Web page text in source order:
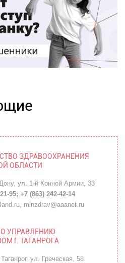
ЗДРАВООХРАНЕНИЯ
ОБЛАСТИ
Дону, ул. 1-й Конной Армии, 33
95; +7 (863) 242-42-14
, minzdrav@aaanet.ru
УПРАВЛЕНИЮ
Г. ТАГАНРОГА
ул. Греческая, 58